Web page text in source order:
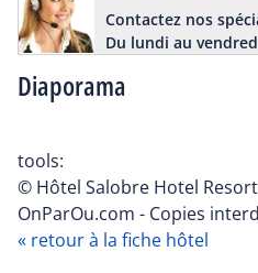
Diaporama
Contactez nos
Du lundi au
tools:
© Hôtel Salobre Hotel
OnParOu.com - Copies
« retour à la fiche hôtel